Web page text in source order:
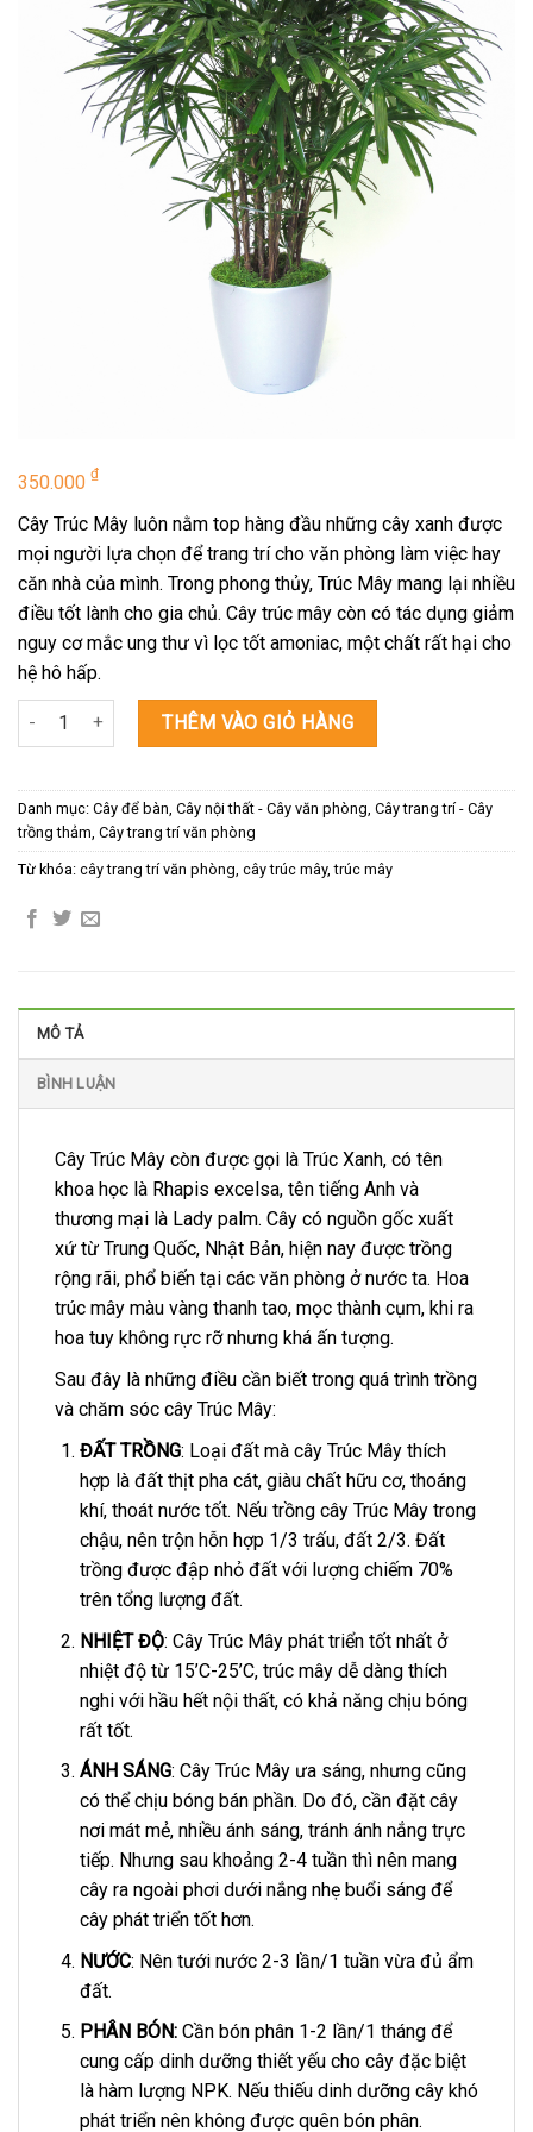
350.000 ₫
Cây Trúc Mây luôn nằm top hàng đầu những cây xanh được
mọi người lựa chọn để trang trí cho văn phòng làm việc hay
căn nhà của mình. Trong phong thủy, Trúc Mây mang lại nhiều
điều tốt lành cho gia chủ. Cây trúc mây còn có tác dụng giảm
nguy cơ mắc ung thư vì lọc tốt amoniac, một chất rất hại cho
hệ hô hấp.
Cây Trúc Mây số lượngTHÊM VÀO GIỎ HÀNG
Danh mục: Cây để bàn, Cây nội thất - Cây văn phòng, Cây trang trí - Cây
trồng thảm, Cây trang trí văn phòng
Từ khóa: cây trang trí văn phòng, cây trúc mây,trúc mây
MÔ TẢ
BÌNH LUẬN
Cây Trúc Mây còn được gọi là Trúc Xanh, có tên
khoa học là Rhapis excelsa, tên tiếng Anh và
thương mại là Lady palm. Cây có nguồn gốc xuất
xứ từ Trung Quốc, Nhật Bản, hiện nay được trồng
rộng rãi, phổ biến tại các văn phòng ở nước ta. Hoa
trúc mây màu vàng thanh tao, mọc thành cụm, khi ra
hoa tuy không rực rỡ nhưng khá ấn tượng.
Sau đây là những điều cần biết trong quá trình trồng
và chăm sóc cây Trúc Mây:
ĐẤT TRỒNG: Loại đất mà cây Trúc Mây thích
hợp là đất thịt pha cát, giàu chất hữu cơ, thoáng
khí, thoát nước tốt. Nếu trồng cây Trúc Mây trong
chậu, nên trộn hỗn hợp 1/3 trấu, đất 2/3. Đất
trồng được đập nhỏ đất với lượng chiếm 70%
trên tổng lượng đất.
NHIỆT ĐỘ: Cây Trúc Mây phát triển tốt nhất ở
nhiệt độ từ 15’C-25’C, trúc mây dễ dàng thích
nghi với hầu hết nội thất, có khả năng chịu bóng
rất tốt.
ÁNH SÁNG: Cây Trúc Mây ưa sáng, nhưng cũng
có thể chịu bóng bán phần. Do đó, cần đặt cây
nơi mát mẻ, nhiều ánh sáng, tránh ánh nắng trực
tiếp. Nhưng sau khoảng 2-4 tuần thì nên mang
cây ra ngoài phơi dưới nắng nhẹ buổi sáng để
cây phát triển tốt hơn.
NƯỚC: Nên tưới nước 2-3 lần/1 tuần vừa đủ ẩm
đất.
PHÂN BÓN: Cần bón phân 1-2 lần/1 tháng để
cung cấp dinh dưỡng thiết yếu cho cây đặc biệt
là hàm lượng NPK. Nếu thiếu dinh dưỡng cây khó
phát triển nên không được quên bón phân.